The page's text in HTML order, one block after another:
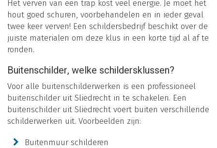
Het verven van een trap kost veel energie. Je moet het
hout goed schuren, voorbehandelen en in ieder geval
twee keer verven! Een schildersbedrijf beschikt over de
juiste materialen om deze klus in een korte tijd al af te
ronden.
Buitenschilder, welke schildersklussen?
Voor alle buitenschilderwerken is een professioneel
buitenschilder uit Sliedrecht in te schakelen. Een
buitenschilder uit Sliedrecht voert buiten verschillende
schilderwerken uit. Voorbeelden zijn:
Buitenmuur schilderen